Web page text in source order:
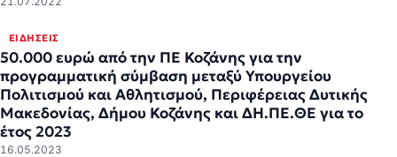
ΕΙΔΉΣΕΙΣ
50.000 ευρώ από την ΠΕ Κοζάνης για την
προγραμματική σύμβαση μεταξύ Υπουργείου
Πολιτισμού και Αθλητισμού, Περιφέρειας Δυτικής
Μακεδονίας, Δήμου Κοζάνης και ΔΗ.ΠΕ.ΘΕ για το
έτος 2023
16.05.2023